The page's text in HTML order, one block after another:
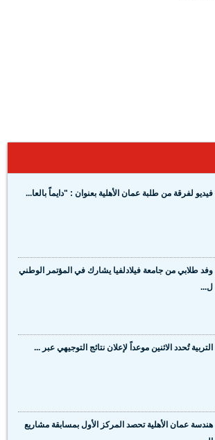
فيديو لفرقة من طلبة عمان الأهلية بعنوان : "دايماً بالعا...
وفد طلابي من جامعة فيلادلفيا يشارك في المؤتمر الوطني
ل...
التربية تُحدد الاثنين موعداً لإعلان نتائج التوجيهي عبر ...
هندسة عمان الأهلية تحصد المركز الأول بمسابقة مشاريع